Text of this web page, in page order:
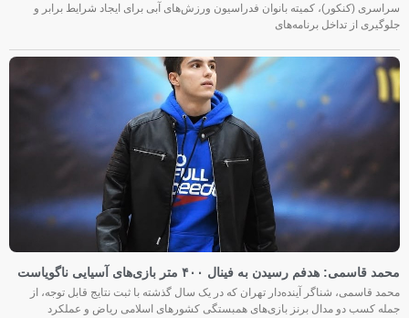
سراسری (کنکور)، کمیته بانوان فدراسیون ورزش‌های آبی برای ایجاد شرایط برابر و
جلوگیری از تداخل برنامه‌های
محمد قاسمی: هدفم رسیدن به فینال ۴۰۰ متر بازی‌های آسیایی ناگویاست
محمد قاسمی، شناگر آینده‌دار تهران که در یک سال گذشته با ثبت نتایج قابل توجه، از
جمله کسب دو مدال برنز بازی‌های همبستگی کشورهای اسلامی ریاض و عملکرد